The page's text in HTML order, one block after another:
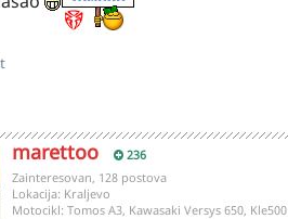
marettoo 236
Zainteresovan, 128 postova
Lokacija: Kraljevo
Motocikl: Tomos A3, Kawasaki Versys 650, Kle500